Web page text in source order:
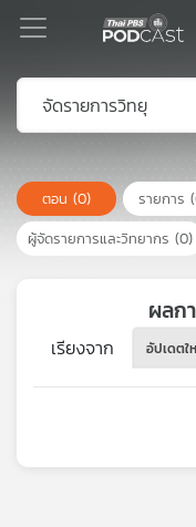
Podcast
เพล
ย์
ลิ
เพล
ตอน (0) รายการ
ผู้จัดรายการและวิทยากร (0)
ผลก
เรียงจาก อัปเดตใ